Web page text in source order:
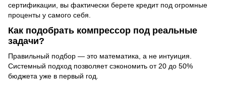
сертификации, вы фактически берете кредит под огромные
проценты у самого себя.
Как подобрать компрессор под реальные
задачи?
Правильный подбор — это математика, а не интуиция.
Системный подход позволяет сэкономить от 20 до 50%
бюджета уже в первый год.